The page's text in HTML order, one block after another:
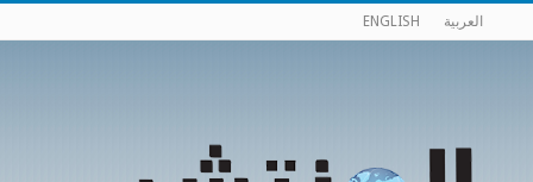
العربية ENGLISH